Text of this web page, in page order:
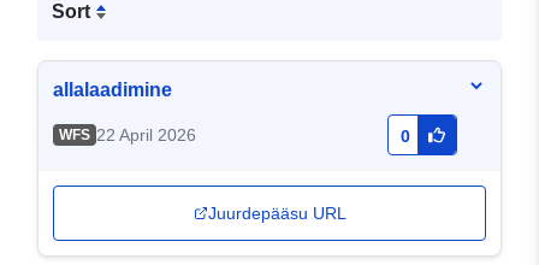
Sort
allalaadimine
WFS 22 April 2026 0
Juurdepääsu URL